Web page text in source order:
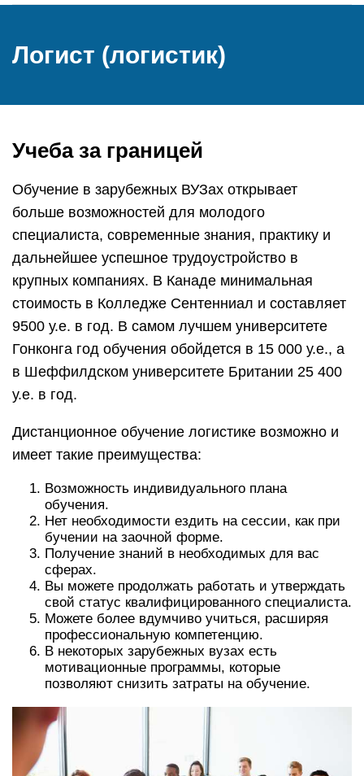
Логист (логистик)
Учеба за границей
Обучение в зарубежных ВУЗах открывает
больше возможностей для молодого
специалиста, современные знания, практику и
дальнейшее успешное трудоустройство в
крупных компаниях. В Канаде минимальная
стоимость в Колледже Сентенниал и составляет
9500 у.е. в год. В самом лучшем университете
Гонконга год обучения обойдется в 15 000 у.е., а
в Шеффилдском университете Британии 25 400
у.е. в год.
Дистанционное обучение логистике возможно и
имеет такие преимущества:
Возможность индивидуального плана
обучения.
Нет необходимости ездить на сессии, как при
бучении на заочной форме.
Получение знаний в необходимых для вас
сферах.
Вы можете продолжать работать и утверждать
свой статус квалифицированного специалиста.
Можете более вдумчиво учиться, расширяя
профессиональную компетенцию.
В некоторых зарубежных вузах есть
мотивационные программы, которые
позволяют снизить затраты на обучение.